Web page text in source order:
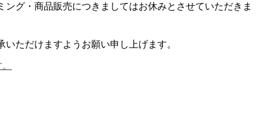
グ・商品販売につきましてはお休みとさせていただきま
ただけますようお願い申し上げます。